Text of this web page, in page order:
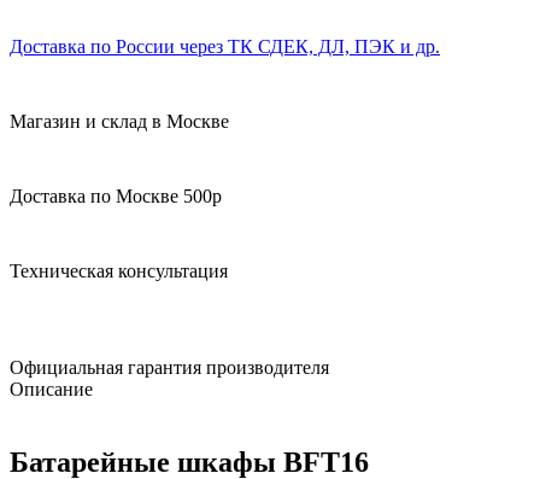
Доставка по России через ТК СДЕК, ДЛ, ПЭК и др.
Магазин и склад в Москве
Доставка по Москве 500р
Техническая консультация
Официальная гарантия производителя
Описание
Батарейные шкафы BFT16